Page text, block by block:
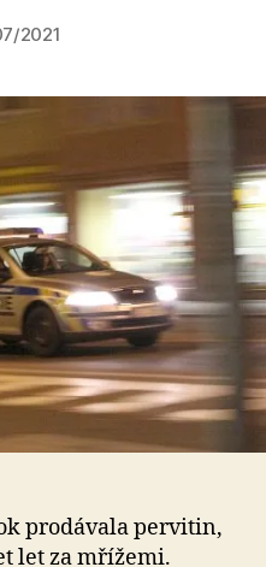
Autor
příspěvku
a
2021
prodávala pervitin,
let za mřížemi.